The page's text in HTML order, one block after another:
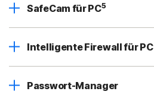
SafeCam für PC5
Intelligente Firewall für PC
Passwort-Manager